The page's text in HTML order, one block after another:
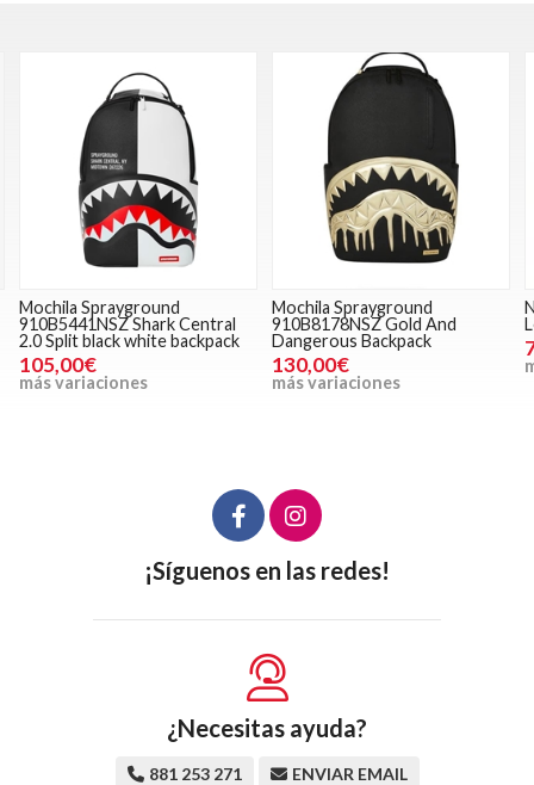
Mochila Sprayground
910B5441NSZ Shark Central
2.0 Split black white backpack
105,00€
más variaciones
Mochila Sprayground
910B8178NSZ Gold And
Dangerous Backpack
130,00€
más variaciones
¡Síguenos en las redes!
¿Necesitas ayuda?
881 253 271 ENVIAR EMAIL